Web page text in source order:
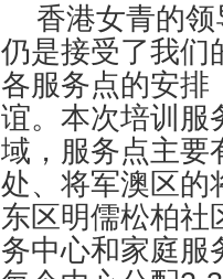
香港女青的领
仍是接受了我们
各服务点的安排
谊。本次培训服
域，服务点主要
处、将军澳区的
东区明儒松柏社
务中心和家庭服